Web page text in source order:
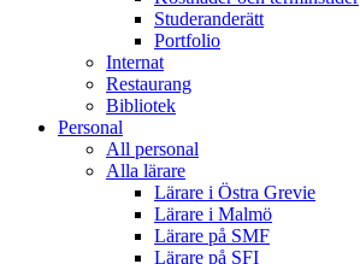
Studeranderätt
Portfolio
Internat
Restaurang
Bibliotek
Personal
All personal
Alla lärare
Lärare i Östra Grevie
Lärare i Malmö
Lärare på SMF
Lärare på SFI